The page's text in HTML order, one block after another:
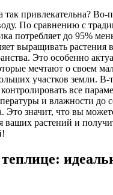
привлекательна? Во-
По сравнению с
потребляет до 95%
выращивать растения
Это особенно
мечтают о своем
участков земли. В-
все
и влажности до
Это значит, что вы
ваших растений и